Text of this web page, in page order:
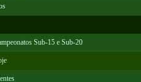
Sub-15 e Sub-20